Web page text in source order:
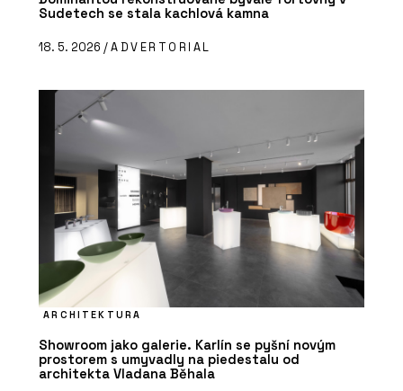
Sudetech se stala kachlová kamna
18. 5. 2026 /ADVERTORIAL
ARCHITEKTURA
Showroom jako galerie. Karlín se pyšní novým
prostorem s umyvadly na piedestalu od
architekta Vladana Běhala